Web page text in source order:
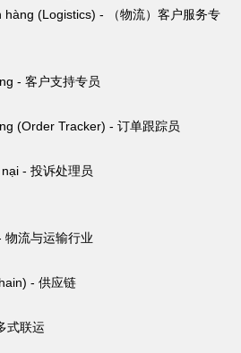
(Logistics) - （物流）客户服务专
- 客户支持专员
(Order Tracker) - 订单跟踪员
- 投诉处理员
物流与运输行业
- 供应链
式联运